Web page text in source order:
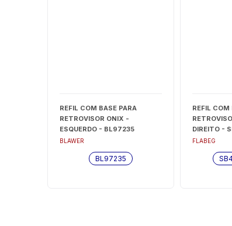
REFIL COM BASE PARA
RETROVISOR ONIX -
ESQUERDO - BL97235
BLAWER
BL97235
REFIL COM
DIREITO -
FLABEG